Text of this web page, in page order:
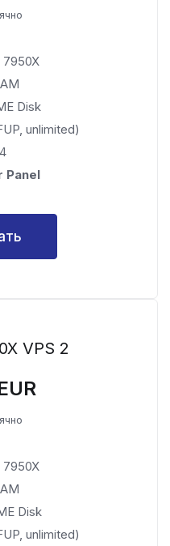
7950X
Disk
unlimited)
Panel
VPS 2
7950X
Disk
unlimited)